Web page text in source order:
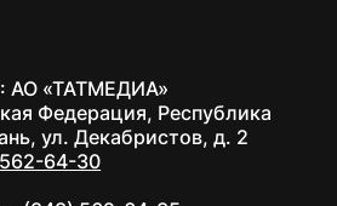
АО «ТАТМЕДИА»
Федерация, Республика
ул. Декабристов, д. 2
64-30